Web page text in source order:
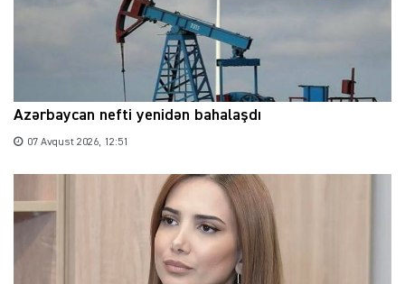
Azərbaycan nefti yenidən bahalaşdı
07 Avqust 2026, 12:51